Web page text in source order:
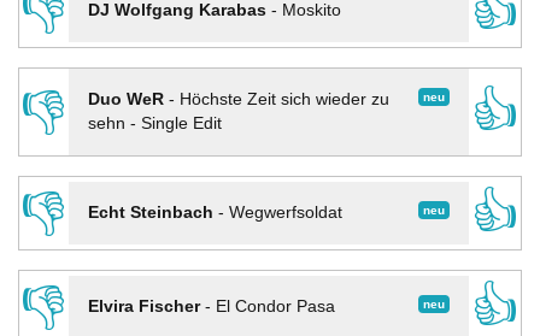
👎 DJ Wolfgang Karabas- Moskito
👍
👎
neu
Duo WeR- Höchste Zeit sich wieder zu
sehn - Single Edit
👍
👎
neu
Echt Steinbach - Wegwerfsoldat
👍
👎
neu
Elvira Fischer- El Condor Pasa
👍